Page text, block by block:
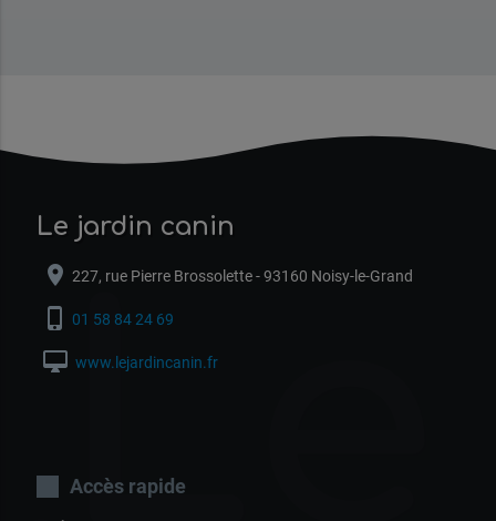
Le
Le jardin canin
location_on 227, rue Pierre Brossolette - 93160 Noisy-le-Grand
phone_iphone 01 58 84 24 69
desktop_mac www.lejardincanin.fr
Accès rapide